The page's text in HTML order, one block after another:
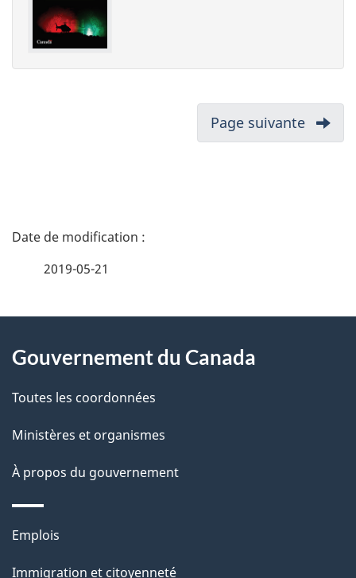
a
o
d
a
s
u
n
d
o
Page suivante
Table
D
i
l
s
d
e
l
2019-05-21
propos
de
ce
site
Gouvernement du Canada
Toutes les coordonnées
Ministères et organismes
À propos du gouvernement
Thèmes
Emplois
Immigration et citoyenneté